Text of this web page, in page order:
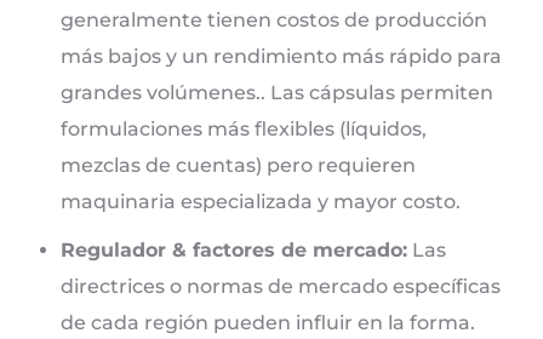
generalmente tienen costos de producción
más bajos y un rendimiento más rápido para
grandes volúmenes.. Las cápsulas permiten
formulaciones más flexibles (líquidos,
mezclas de cuentas) pero requieren
maquinaria especializada y mayor costo.
Regulador & factores de mercado: Las
directrices o normas de mercado específicas
de cada región pueden influir en la forma.